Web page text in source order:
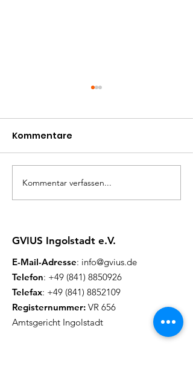
Herzliche Einladung
zum Flohmarkt
Kommentare
Kommentar verfassen...
GVIUS Ingolstadt e.V.
E-Mail-Adresse: info@gvius.de
Telefon: +49 (841) 8850926
Telefax: +49 (841) 8852109
Registernummer: VR 656
Amtsgericht Ingolstadt